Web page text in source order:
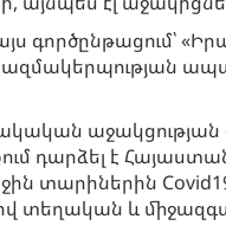
կազմակերպության
աջակցության
դարձել է
տարիներին
տեղական և